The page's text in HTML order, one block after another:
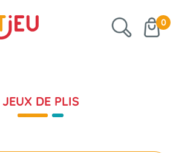
0
JEUX DE PLIS